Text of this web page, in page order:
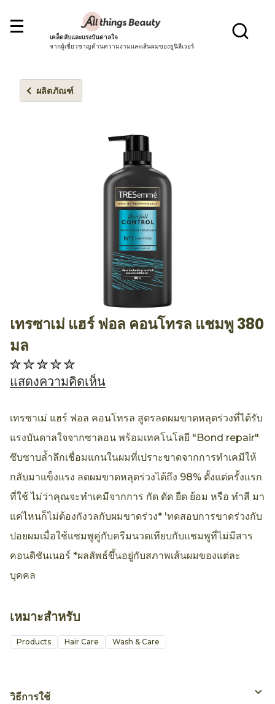
เคล็ดลับและแรงบันดาลใจ
จากผู้เชี่ยวชาญด้านความงามและเส้นผมของยูนิลีเวอร์
ผลิตภัณฑ์
เทรซาเม่ แฮร์ ฟอล คอนโทรล แชมพู 380
มล
ไม่มี
การ
คะแนน
product
นี้
แสดงความคิดเห็น
เทรซาเม่ แฮร์ ฟอล คอนโทรล สูตรลดผมขาดหลุดร่วงที่ได้รับ
แรงบันดาลใจจากซาลอน พร้อมเทคโนโลยี "Bond repair"
ซึบซาบล้ำลึกเชื่อมแกนในผมที่เปราะขาดจากการทำเคมีให้
กลับมาแข็งแรง ลดผมขาดหลุดร่วงได้ถึง 98% ตั้งแต่ครั้งแรก
ที่ใช้ ไม่ว่าคุณจะทำเคมีจากการ กัด ดัด ยืด ย้อม หรือ ทำสี มา
แค่ไหนก็ไม่ต้องกังวลกับผมขาดร่วง* 'ทดสอบการขาดร่วงกับ
ปอยผมเมื่อใช้แชมพูคู่กับครีมนวดเทียบกับแชมพูที่ไม่มีสาร
คอนดิชันเนอร์ *ผลลัพธ์ขึ้นอยู่กับสภาพเส้นผมของแต่ละ
บุคคล
เหมาะสำหรับ
Products Hair Care Wash & Care
วิธีการใช้